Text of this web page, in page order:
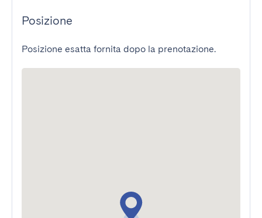
Posizione
Posizione esatta fornita dopo la prenotazione.